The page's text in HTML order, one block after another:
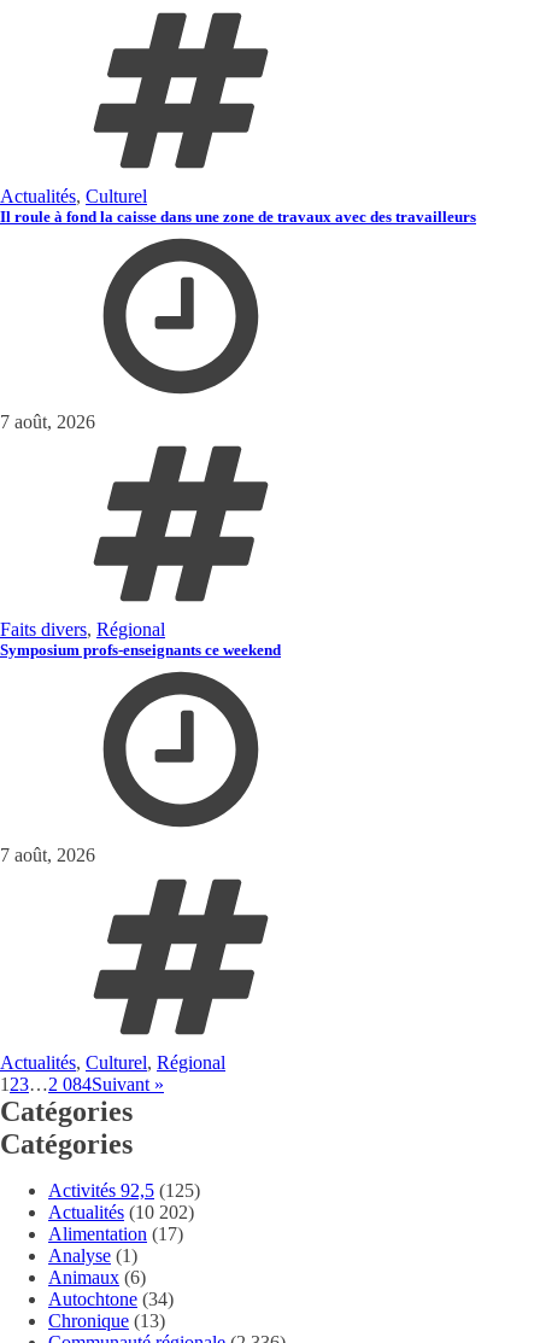
Actualités, Culturel
Il roule à fond la caisse dans une zone de travaux avec des travailleurs
7 août, 2026
Faits divers, Régional
Symposium profs-enseignants ce weekend
7 août, 2026
Actualités, Culturel, Régional
1 23…2 084Suivant »
Catégories
Catégories
Activités 92,5 (125)
Actualités (10 202)
Alimentation (17)
Analyse (1)
Animaux (6)
Autochtone (34)
Chronique (13)